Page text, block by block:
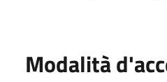
Modalità